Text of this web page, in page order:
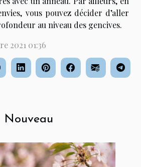
Nouveau
vous pouvez décider d’aller
au niveau des gencives.
2021 01:36